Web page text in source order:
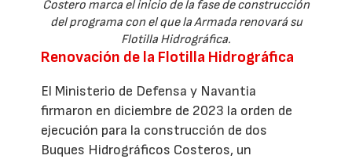
Costero marca el inicio de la fase de construcción
del programa con el que la Armada renovará su
Flotilla Hidrográfica.
Renovación de la Flotilla Hidrográfica
El Ministerio de Defensa y Navantia
firmaron en diciembre de 2023 la orden de
ejecución para la construcción de dos
Buques Hidrográficos Costeros, un